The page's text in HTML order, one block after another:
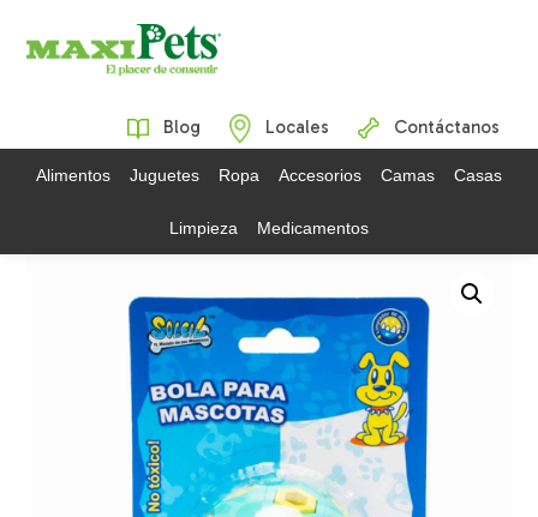
Blog Locales Contáctanos
Alimentos Juguetes Ropa Accesorios Camas Casas
Limpieza Medicamentos